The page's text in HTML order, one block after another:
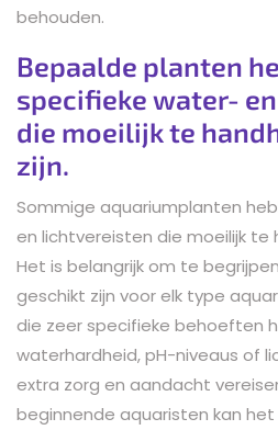
behouden.
Bepaalde planten
specifieke water-
die moeilijk te
zijn.
Sommige aquariumplanten
en lichtvereisten die moeilijk te
Het is belangrijk om te
geschikt zijn voor elk type
die zeer specifieke behoeften
waterhardheid, pH-niveaus of
extra zorg en aandacht
beginnende aquaristen kan